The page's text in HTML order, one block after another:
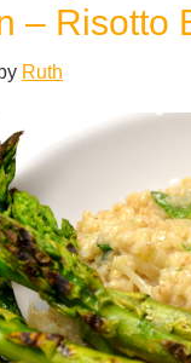
– Risotto
by Ruth